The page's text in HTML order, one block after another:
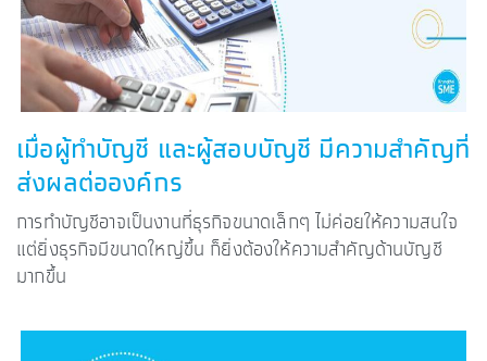
เมื่อผู้ทำบัญชี และผู้สอบบัญชี มีความสำคัญที่
ส่งผลต่อองค์กร
การทำบัญชีอาจเป็นงานที่ธุรกิจขนาดเล็กๆ ไม่ค่อยให้ความสนใจ
แต่ยิ่งธุรกิจมีขนาดใหญ่ขึ้น ก็ยิ่งต้องให้ความสำคัญด้านบัญชี
มากขึ้น